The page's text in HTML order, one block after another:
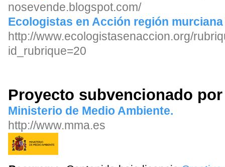
nosevende.blogspot.com/
Ecologistas en Acción región murciana
http://www.ecologistasenaccion.org/
id_rubrique=20
Proyecto subvencionado por
Ministerio de Medio Ambiente.
http://www.mma.es